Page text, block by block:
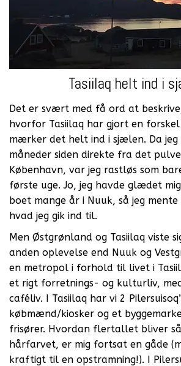
Tasiilaq helt ind i
Det er svært med få ord at
hvorfor Tasiilaq har gjort en forskel
mærker det helt ind i sjælen. Da
måneder siden direkte fra det
København, var jeg rastløs som
første uge. Jo, jeg havde glædet
boet mange år i Nuuk, så jeg mente
hvad jeg gik ind til.
Men Østgrønland og Tasiilaq viste
anden oplevelse end Nuuk og
en metropol i forhold til livet i
et rigt forretnings- og kulturliv,
caféliv. I Tasiilaq har vi 2
købmænd/kiosker og et
frisører. Hvordan flertallet bliver
hårfarvet, er mig fortsat en gåde
kraftigt til en opstramning!). I